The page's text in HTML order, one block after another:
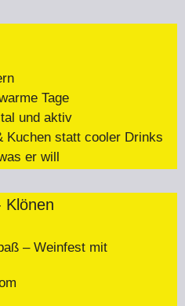
Tage
und aktiv
Kuchen statt cooler Drinks
er will
Klönen
– Weinfest mit